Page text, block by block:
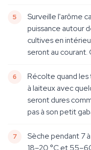
Surveille l'arôme
puissance autour
cultives en
seront au
Récolte quand
à laiteux avec
seront dures
pas à son petit
Sèche pendant 7
18–20 °C et